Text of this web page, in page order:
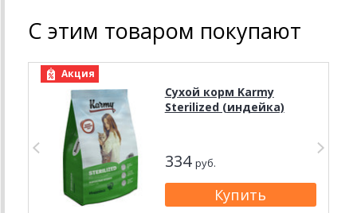
С этим товаром покупают
Акция
Сухой корм Karmy
Sterilized (индейка)
334 руб.